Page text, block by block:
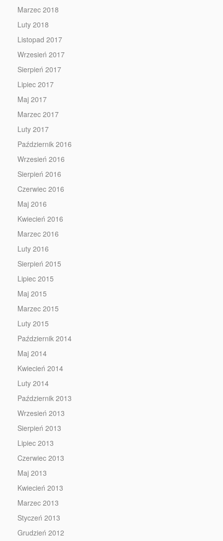
Marzec 2018
Luty 2018
Listopad 2017
Wrzesień 2017
Sierpień 2017
Lipiec 2017
Maj 2017
Marzec 2017
Luty 2017
Październik 2016
Wrzesień 2016
Sierpień 2016
Czerwiec 2016
Maj 2016
Kwiecień 2016
Marzec 2016
Luty 2016
Sierpień 2015
Lipiec 2015
Maj 2015
Marzec 2015
Luty 2015
Październik 2014
Maj 2014
Kwiecień 2014
Luty 2014
Październik 2013
Wrzesień 2013
Sierpień 2013
Lipiec 2013
Czerwiec 2013
Maj 2013
Kwiecień 2013
Marzec 2013
Styczeń 2013
Grudzień 2012